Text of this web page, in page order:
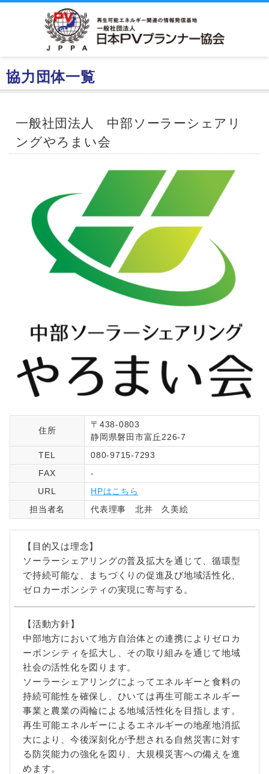
協力団体一覧
一般社団法人 中部ソーラーシェアリ
ングやろまい会
住所
〒438-0803
静岡県磐田市富丘226-7
TEL
080-9715-7293
FAX
-
URL
HPはこちら
担当者名
代表理事 北井 久美絵
【目的又は理念】
ソーラーシェアリングの普及拡大を通じて、循環型
で持続可能な、まちづくりの促進及び地域活性化、
ゼロカーボンシティの実現に寄与する。
【活動方針】
中部地方において地方自治体との連携によりゼロカ
ーボンシティを拡大し、その取り組みを通じて地域
社会の活性化を図ります。
ソーラーシェアリングによってエネルギーと食料の
持続可能性を確保し、ひいては再生可能エネルギー
事業と農業の両輪による地域活性化を目指します。
再生可能エネルギーによるエネルギーの地産地消拡
大により、今後深刻化が予想される自然災害に対す
る防災能力の強化を図り、大規模災害への備えを進
めます。